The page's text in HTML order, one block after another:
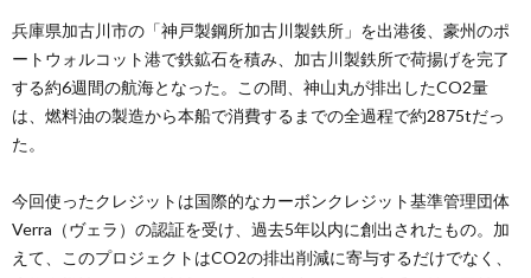
兵庫県加古川市の「神戸製鋼所加古川製鉄所」を出港後、豪州のポ
ートウォルコット港で鉄鉱石を積み、加古川製鉄所で荷揚げを完了
する約6週間の航海となった。この間、神山丸が排出したCO2量
は、燃料油の製造から本船で消費するまでの全過程で約2875tだっ
た。
今回使ったクレジットは国際的なカーボンクレジット基準管理団体
Verra（ヴェラ）の認証を受け、過去5年以内に創出されたもの。加
えて、このプロジェクトはCO2の排出削減に寄与するだけでなく、